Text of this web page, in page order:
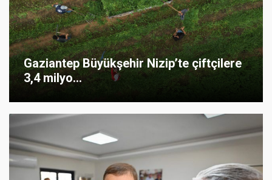
Gaziantep Büyükşehir Nizip’te çiftçilere
3,4 milyo...